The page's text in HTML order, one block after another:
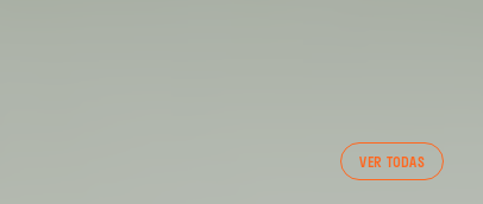
VER TODAS